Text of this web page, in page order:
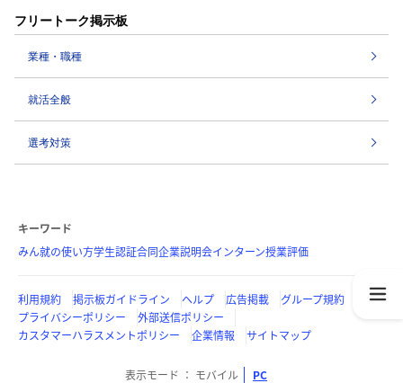
フリートーク掲示板
業種・職種
就活全般
選考対策
キーワード
みん就の使い方学生認証合同企業説明会インターン授業評価
利用規約 掲示板ガイドライン ヘルプ 広告掲載
グループ規約
プライバシーポリシー
外部送信ポリシー
カスタマーハラスメントポリシー
企業情報 サイトマップ
表示モード モバイル PC